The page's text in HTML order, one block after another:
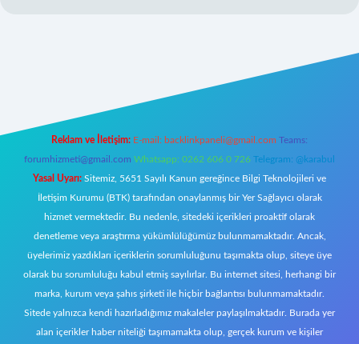
Reklam ve İletişim: E-mail: backlinkpaneli@gmail.com Teams:
forumhizmeti@gmail.com Whatsapp: 0262 606 0 726 Telegram: @karabul
Yasal Uyarı: Sitemiz, 5651 Sayılı Kanun gereğince Bilgi Teknolojileri ve
İletişim Kurumu (BTK) tarafından onaylanmış bir Yer Sağlayıcı olarak
hizmet vermektedir. Bu nedenle, sitedeki içerikleri proaktif olarak
denetleme veya araştırma yükümlülüğümüz bulunmamaktadır. Ancak,
üyelerimiz yazdıkları içeriklerin sorumluluğunu taşımakta olup, siteye üye
olarak bu sorumluluğu kabul etmiş sayılırlar. Bu internet sitesi, herhangi bir
marka, kurum veya şahıs şirketi ile hiçbir bağlantısı bulunmamaktadır.
Sitede yalnızca kendi hazırladığımız makaleler paylaşılmaktadır. Burada yer
alan içerikler haber niteliği taşımamakta olup, gerçek kurum ve kişiler